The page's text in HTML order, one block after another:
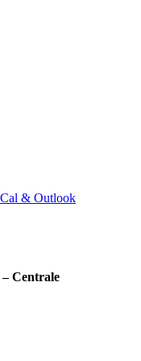
& Outlook
Centrale